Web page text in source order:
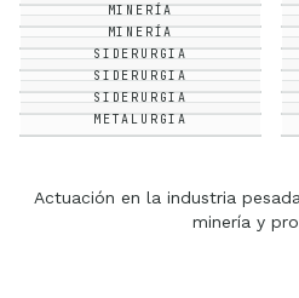
MINERÍA
MINERÍA
SIDERURGIA
SIDERURGIA
SIDERURGIA
METALURGIA
Actuación en la industria
minería y